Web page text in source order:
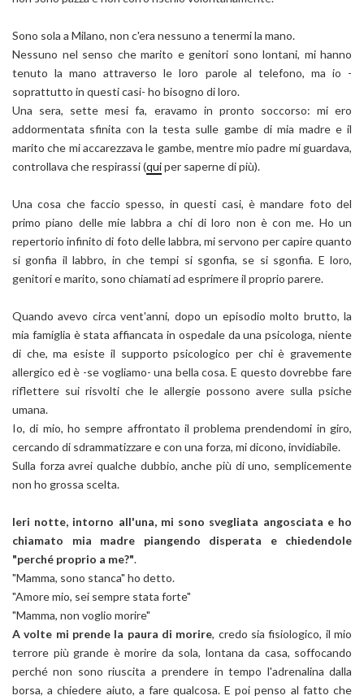
Sono sola a Milano, non c'era nessuno a tenermi la mano.
Nessuno nel senso che marito e genitori sono lontani, mi hanno
tenuto la mano attraverso le loro parole al telefono, ma io -
soprattutto in questi casi- ho bisogno di loro.
Una sera, sette mesi fa, eravamo in pronto soccorso: mi ero
addormentata sfinita con la testa sulle gambe di mia madre e il
marito che mi accarezzava le gambe, mentre mio padre mi guardava,
controllava che respirassi (quiper saperne di più).
Una cosa che faccio spesso, in questi casi, è mandare foto del
primo piano delle mie labbra a chi di loro non è con me. Ho un
repertorio infinito di foto delle labbra, mi servono per capire quanto
si gonfia il labbro, in che tempi si sgonfia, se si sgonfia. E loro,
genitori e marito, sono chiamati ad esprimere il proprio parere.
Quando avevo circa vent'anni, dopo un episodio molto brutto, la
mia famiglia è stata affiancata in ospedale da una psicologa, niente
di che, ma esiste il supporto psicologico per chi è gravemente
allergico ed è -se vogliamo- una bella cosa. E questo dovrebbe fare
riflettere sui risvolti che le allergie possono avere sulla psiche
umana.
Io, di mio, ho sempre affrontato il problema prendendomi in giro,
cercando di sdrammatizzare e con una forza, mi dicono, invidiabile.
Sulla forza avrei qualche dubbio, anche più di uno, semplicemente
non ho grossa scelta.
Ieri notte, intorno all'una, mi sono svegliata angosciata e ho
chiamato mia madre piangendo disperata e chiedendole
"perché proprio a me?".
"Mamma, sono stanca" ho detto.
"Amore mio, sei sempre stata forte"
"Mamma, non voglio morire"
A volte mi prende la paura di morire, credo sia fisiologico, il mio
terrore più grande è morire da sola, lontana da casa, soffocando
perché non sono riuscita a prendere in tempo l'adrenalina dalla
borsa, a chiedere aiuto, a fare qualcosa. E poi penso al fatto che